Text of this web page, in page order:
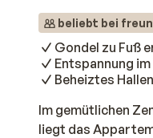
beliebt bei
Gondel zu Fuß
Entspannung
Beheiztes
Im gemütlichen
liegt das